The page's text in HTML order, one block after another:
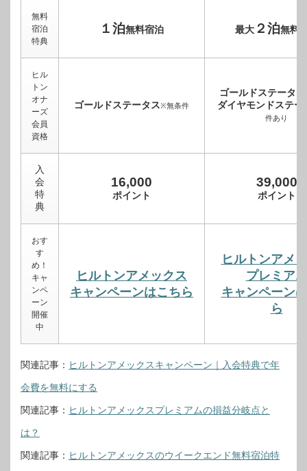
無料
宿泊
特典
１泊無料宿泊 最大２泊無料
ヒル
トン
オナ
ーズ
会員
資格
ゴールドステータス※無条件
ゴールドステータス
ダイヤモンドステー
件あり
入
会
特
典
16,000
ポイント
39,000
ポイント
おす
す
め！
キャ
ンペ
ーン
開催
中
ヒルトンアメックス
キャンペーンはこちら
ヒルトンアメ
プレミアム
キャンペーン
ら
関連記事： ヒルトンアメックスキャンペーン｜入会特典で年
会費を無料にする
関連記事： ヒルトンアメックスプレミアムの損益分岐点と
は？
関連記事： ヒルトンアメックスのウイークエンド無料宿泊特